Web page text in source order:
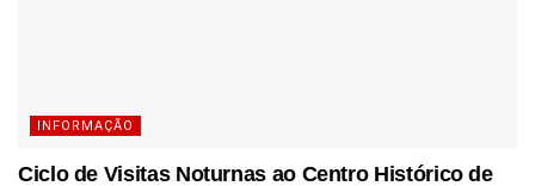
INFORMAÇÃO
Ciclo de Visitas Noturnas ao Centro Histórico de